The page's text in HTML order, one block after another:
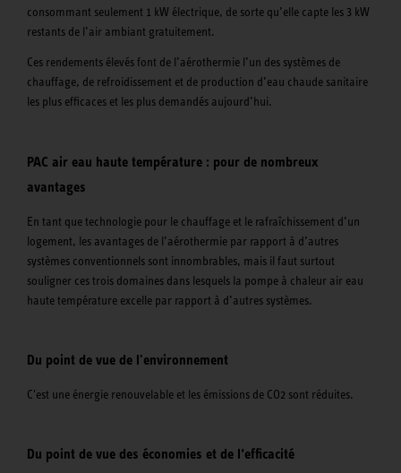
consommant seulement 1 kW électrique, de sorte qu’elle capte les 3 kW
restants de l’air ambiant gratuitement.
Ces rendements élevés font de l’aérothermie l’un des systèmes de
chauffage, de refroidissement et de production d’eau chaude sanitaire
les plus efficaces et les plus demandés aujourd’hui.
PAC air eau haute température : pour de nombreux
avantages
En tant que technologie pour le chauffage et le rafraîchissement d’un
logement, les avantages de l’aérothermie par rapport à d’autres
systèmes conventionnels sont innombrables, mais il faut surtout
souligner ces trois domaines dans lesquels la pompe à chaleur air eau
haute température excelle par rapport à d’autres systèmes.
Du point de vue de l'environnement
C'est une énergie renouvelable et les émissions de CO2 sont réduites.
Du point de vue des économies et de l’efficacité